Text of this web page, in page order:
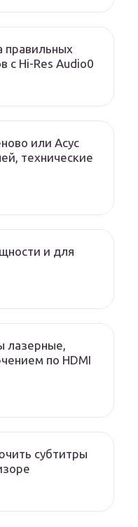
правильных
с Hi-Res Audio0
или Асус
технические
и для
лазерные,
по HDMI
субтитры